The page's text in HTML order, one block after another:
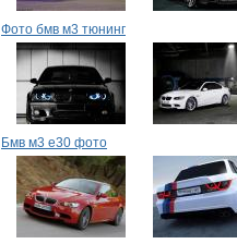
Фото бмв м3 тюнинг
Бмв м3 е30 фото